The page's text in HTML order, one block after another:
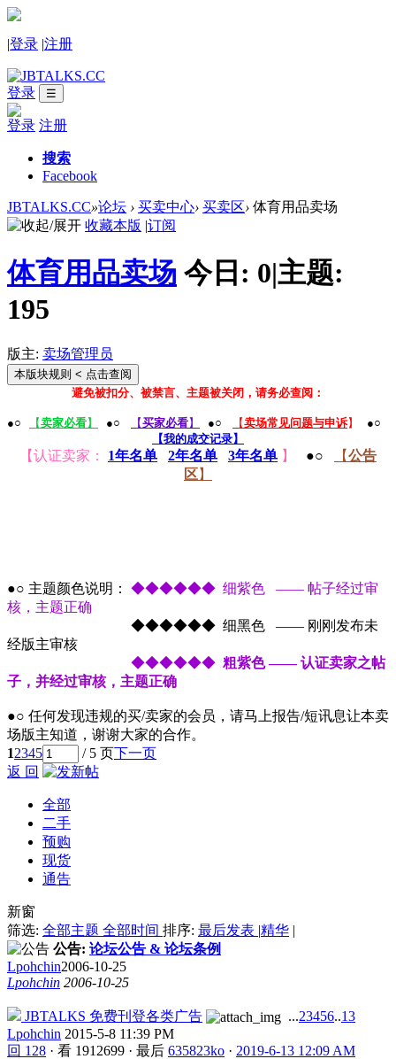
|登录 |注册
登录 ☰
登录 注册
搜索
Facebook
JBTALKS.CC»论坛 › 买卖中心› 买卖区› 体育用品卖场
收藏本版 |订阅
体育用品卖场 今日: 0|主题:
195
版主: 卖场管理员
本版块规则 < 点击查阅
避免被扣分、被禁言、主题被关闭，请务必查阅：
●○ 【卖家必看】 ●○ 【买家必看】 ●○ 【卖场常见问题与申诉】
●○
【我的成交记录】
【认证卖家： 1年名单 2年名单 3年名单 】 ●○ 【公告
区】
●○ 主题颜色说明：
◆◆◆◆◆◆ 细紫色 —— 帖子经过审
核，主题正确
◆◆◆◆◆◆ 细黑色 —— 刚刚发布未
经版主审核
◆◆◆◆◆◆ 粗紫色 —— 认证卖家之帖
子，并经过审核，主题正确
●○ 任何发现违规的买/卖家的会员，请马上报告/短讯息让本卖
场版主知道，谢谢大家的合作。
12345 / 5 页下一页
返 回
全部
二手
预购
现货
通告
新窗
筛选: 全部主题 全部时间 排序: 最后发表 |精华 |
公告: 论坛公告 & 论坛条例
Lpohchin2006-10-25
Lpohchin 2006-10-25
JBTALKS 免费刊登各类广告 ...23456..13
Lpohchin 2015-5-8 11:39 PM
回 128 · 看 1912699 · 最后 635823ko · 2019-6-13 12:09 AM